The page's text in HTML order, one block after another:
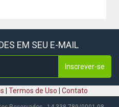
EM SEU E-MAIL
Inscrever-se
Termos de Uso Contato